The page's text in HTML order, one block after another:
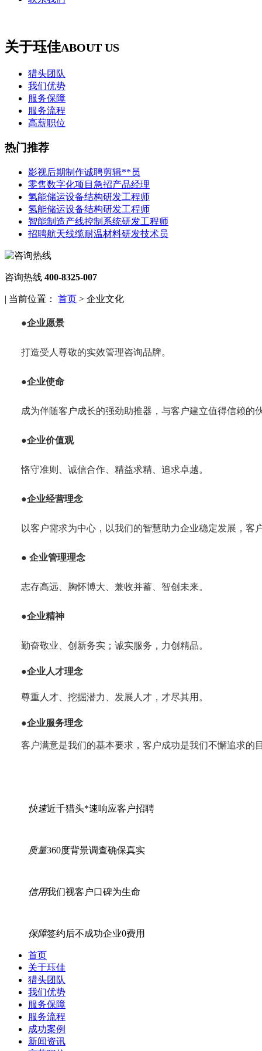
关于珏佳ABOUT US
猎头团队
我们优势
服务保障
服务流程
高薪职位
热门推荐
影视后期制作诚聘剪辑**员
零售数字化项目急招产品经理
氢能储运设备结构研发工程师
氢能储运设备结构研发工程师
智能制造产线控制系统研发工程师
招聘航天线缆耐温材料研发技术员
咨询热线 400-8325-007
| 当前位置： 首页 > 企业文化
●企业愿景
打造受人尊敬的实效管理咨询品牌。
●企业使命
成为伴随客户成长的强劲助推器，与客户建立值得信赖的
●企业价值观
恪守准则、诚信合作、精益求精、追求卓越。
●企业经营理念
以客户需求为中心，以我们的智慧助力企业稳定发展，客
● 企业管理理念
志存高远、胸怀博大、兼收并蓄、智创未来。
●企业精神
勤奋敬业、创新务实；诚实服务，力创精品。
●企业人才理念
尊重人才、挖掘潜力、发展人才，才尽其用。
●企业服务理念
客户满意是我们的基本要求，客户成功是我们不懈追求的目
快速近千猎头*速响应客户招聘
质量360度背景调查确保真实
信用我们视客户口碑为生命
保障签约后不成功企业0费用
首页
关于珏佳
猎头团队
我们优势
服务保障
服务流程
成功案例
新闻资讯